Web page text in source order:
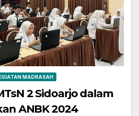
MADRASAH
2 Sidoarjo dalam
ANBK 2024